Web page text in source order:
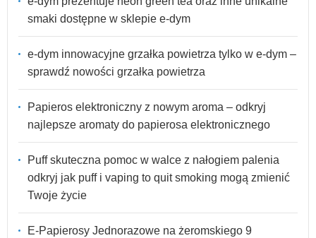
smaki dostępne w sklepie e-dym
e-dym innowacyjne grzałka powietrza tylko w e-dym –
sprawdź nowości grzałka powietrza
Papieros elektroniczny z nowym aroma – odkryj
najlepsze aromaty do papierosa elektronicznego
Puff skuteczna pomoc w walce z nałogiem palenia
odkryj jak puff i vaping to quit smoking mogą zmienić
Twoje życie
E-Papierosy Jednorazowe na żeromskiego 9